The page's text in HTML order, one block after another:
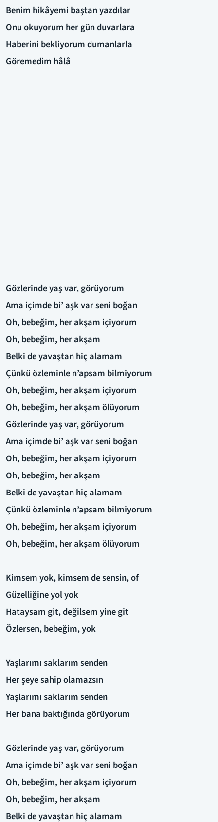
Benim hikâyemi baştan yazdılar
Onu okuyorum her gün duvarlara
Haberini bekliyorum dumanlarla
Göremedim hâlâ
Gözlerinde yaş var, görüyorum
Ama içimde bi’ aşk var seni boğan
Oh, bebeğim, her akşam içiyorum
Oh, bebeğim, her akşam
Belki de yavaştan hiç alamam
Çünkü özleminle n’apsam bilmiyorum
Oh, bebeğim, her akşam içiyorum
Oh, bebeğim, her akşam ölüyorum
Gözlerinde yaş var, görüyorum
Ama içimde bi’ aşk var seni boğan
Oh, bebeğim, her akşam içiyorum
Oh, bebeğim, her akşam
Belki de yavaştan hiç alamam
Çünkü özleminle n’apsam bilmiyorum
Oh, bebeğim, her akşam içiyorum
Oh, bebeğim, her akşam ölüyorum
Kimsem yok, kimsem de sensin, of
Güzelliğine yol yok
Hataysam git, değilsem yine git
Özlersen, bebeğim, yok
Yaşlarımı saklarım senden
Her şeye sahip olamazsın
Yaşlarımı saklarım senden
Her bana baktığında görüyorum
Gözlerinde yaş var, görüyorum
Ama içimde bi’ aşk var seni boğan
Oh, bebeğim, her akşam içiyorum
Oh, bebeğim, her akşam
Belki de yavaştan hiç alamam